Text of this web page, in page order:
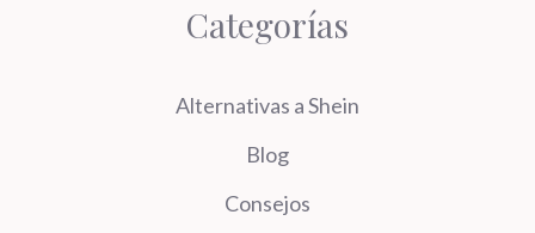
Categorías
Alternativas a Shein
Blog
Consejos